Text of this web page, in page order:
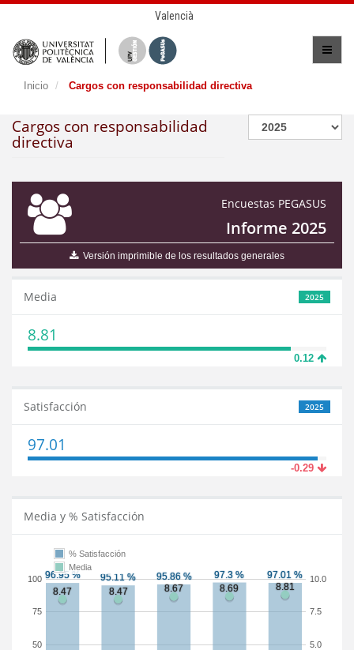
Valencià
Inicio Cargos con responsabilidad directiva
Cargos con responsabilidad
directiva
Encuestas PEGASUS
Informe 2025
Versión imprimible de los resultados generales
2025
Media
8.81
0.12
2025
Satisfacción
97.01
-0.29
Media y % Satisfacción
50
75
100
5.0
7.5
10.0
% Satisfacción
Media